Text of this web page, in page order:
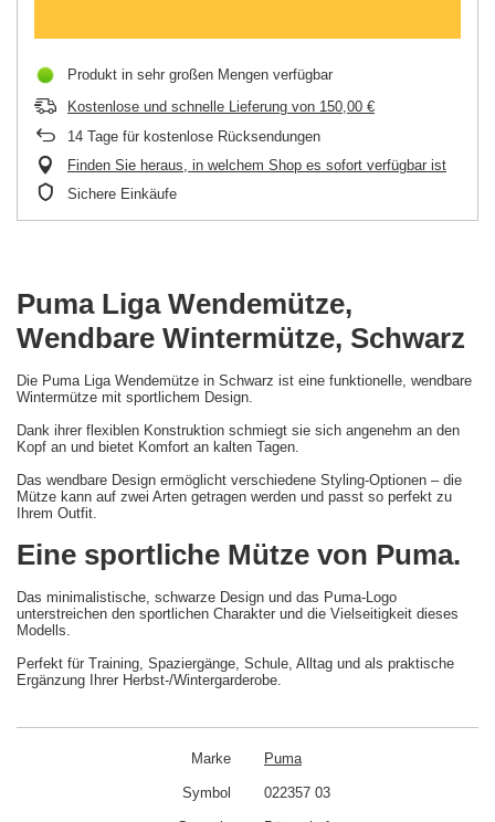
Produkt in sehr großen Mengen verfügbar
Kostenlose und schnelle Lieferung von 150,00 €
14 Tage für kostenlose Rücksendungen
Finden Sie heraus, in welchem Shop es sofort verfügbar ist
Sichere Einkäufe
Puma Liga Wendemütze,
Wendbare Wintermütze, Schwarz
Die Puma Liga Wendemütze in Schwarz ist eine funktionelle, wendbare
Wintermütze mit sportlichem Design.
Dank ihrer flexiblen Konstruktion schmiegt sie sich angenehm an den
Kopf an und bietet Komfort an kalten Tagen.
Das wendbare Design ermöglicht verschiedene Styling-Optionen – die
Mütze kann auf zwei Arten getragen werden und passt so perfekt zu
Ihrem Outfit.
Eine sportliche Mütze von Puma.
Das minimalistische, schwarze Design und das Puma-Logo
unterstreichen den sportlichen Charakter und die Vielseitigkeit dieses
Modells.
Perfekt für Training, Spaziergänge, Schule, Alltag und als praktische
Ergänzung Ihrer Herbst-/Wintergarderobe.
Marke Puma
Symbol 022357 03